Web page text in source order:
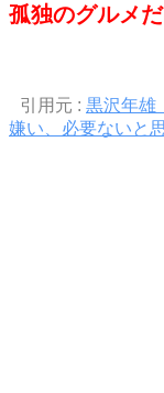
孤独のグルメ
引用元 : 黒沢年雄
嫌い、必要ないと